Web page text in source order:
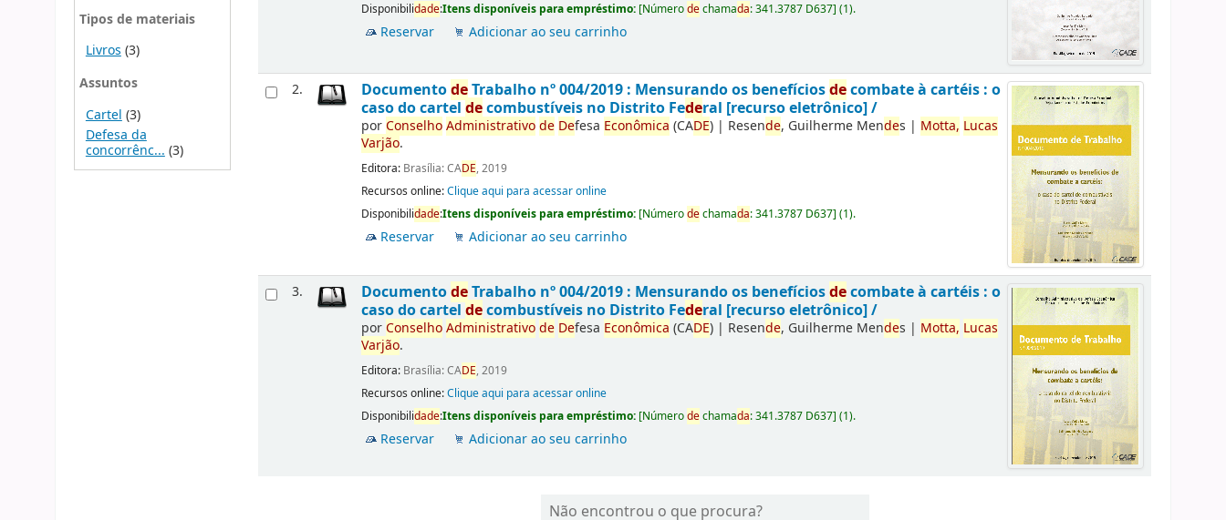
Tipos de materiais
Livros(3)
Assuntos
Cartel (3)
Defesa da
concorrênc... (3)
Disponibilidade:Itens disponíveis para empréstimo: [Númerodechamada:341.3787 D637](1).
Reservar Adicionar ao seu carrinho
2. DocumentodeTrabalho nº 004/2019 : Mensurando os benefíciosdecombate à cartéis : o
caso do carteldecombustíveis no Distrito Federal [recurso eletrônico] /
porConselhoAdministrativode Defesa Econômica (CADE) | Resende, Guilherme Mendes | Motta, Lucas
Varjão.
Editora: Brasília: CADE, 2019
Recursos online:Clique aqui para acessar online
Disponibilidade:Itens disponíveis para empréstimo: [Númerodechamada:341.3787 D637](1).
Reservar Adicionar ao seu carrinho
3. DocumentodeTrabalho nº 004/2019 : Mensurando os benefíciosdecombate à cartéis : o
caso do carteldecombustíveis no Distrito Federal [recurso eletrônico] /
porConselhoAdministrativode Defesa Econômica (CADE) | Resende, Guilherme Mendes | Motta, Lucas
Varjão.
Editora: Brasília: CADE, 2019
Recursos online:Clique aqui para acessar online
Disponibilidade:Itens disponíveis para empréstimo: [Númerodechamada:341.3787 D637](1).
Reservar Adicionar ao seu carrinho
Não encontrou o que procura?